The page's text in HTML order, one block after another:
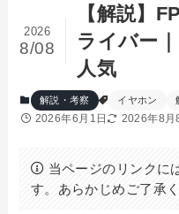
【解説】
ライバー
人気
2026
8/08
解説・考察 イヤホン
2026年6月1日 2026年8月
当ページのリンクに
す。あらかじめご了承く